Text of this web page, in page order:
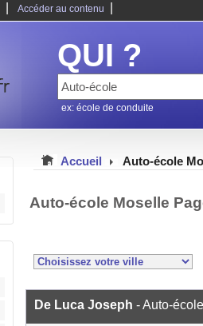
Accéder au contenu
QUI ?
ex: école de conduite
Accueil Auto-école
Auto-école Moselle
De Luca Joseph - Auto-école